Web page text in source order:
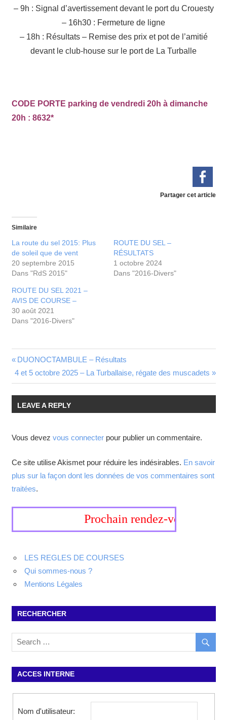
– 9h : Signal d’avertissement devant le port du Crouesty
– 16h30 : Fermeture de ligne
– 18h : Résultats – Remise des prix et pot de l’amitié
devant le club-house sur le port de La Turballe
CODE PORTE parking de vendredi 20h à dimanche
20h : 8632*
Partager cet article
Similaire
La route du sel 2015: Plus
de soleil que de vent
20 septembre 2015
Dans "RdS 2015"
ROUTE DU SEL –
RÉSULTATS
1 octobre 2024
Dans "2016-Divers"
ROUTE DU SEL 2021 –
AVIS DE COURSE –
30 août 2021
Dans "2016-Divers"
DUONOCTAMBULE – Résultats
4 et 5 octobre 2025 – La Turballaise, régate des muscadets
LEAVE A REPLY
Vous devez vous connecterpour publier un commentaire.
Ce site utilise Akismet pour réduire les indésirables. En savoir
plus sur la façon dont les données de vos commentaires sont
traitées.
Prochain rendez-vous, 19-
LES REGLES DE COURSES
Qui sommes-nous ?
Mentions Légales
RECHERCHER
ACCES INTERNE
Nom d'utilisateur: